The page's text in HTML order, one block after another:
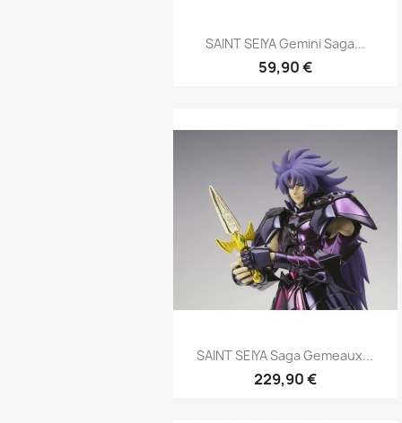
Aperçu rapide
SAINT SEIYA Gemini Saga...
59,90 €
Aperçu rapide
SAINT SEIYA Saga Gemeaux...
229,90 €